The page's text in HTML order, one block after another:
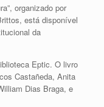
organizado por
está disponível
da
Eptic. O livro
Castañeda, Anita
Dias Braga, e